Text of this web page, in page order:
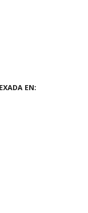
EN: